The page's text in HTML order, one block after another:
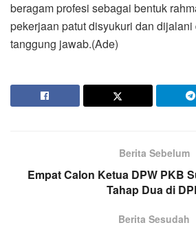
beragam profesi sebagai bentuk
pekerjaan patut disyukuri dan
tanggung jawab.(Ade)
Berita Sebelum
Empat Calon Ketua DPW PKB
Tahap Dua di
Berita Sesudah